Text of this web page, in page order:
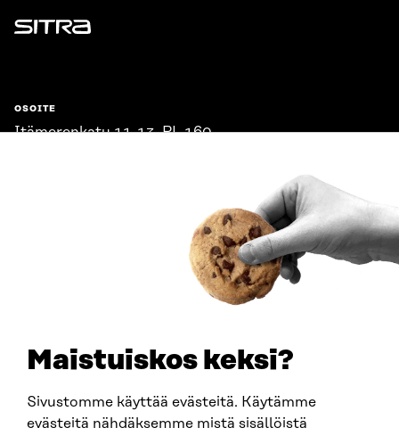
Maistuiskos keksi?
Sivustomme käyttää evästeitä. Käytämme
evästeitä nähdäksemme mistä sisällöistä
Sitra
OSOITE
Itämerenkatu 11-13, PL 160,
SITRA SOSIAALISESSA MEDIASSA